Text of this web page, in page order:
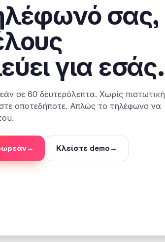
σας,
για εσάς.
σε 60 δευτερόλεπτα. Χωρίς πιστωτική
οποτεδήποτε. Απλώς το τηλέφωνο να
→ Κλείστε demo →